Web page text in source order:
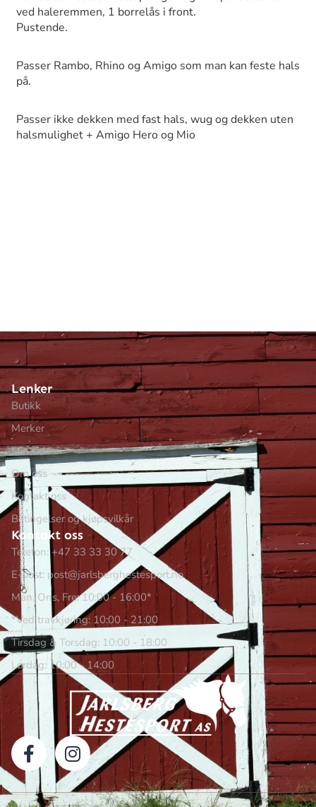
ved haleremmen, 1 borrelås i front.
Pustende.
Passer Rambo, Rhino og Amigo som man kan feste hals
på.
Passer ikke dekken med fast hals, wug og dekken uten
halsmulighet + Amigo Hero og Mio
Lenker
Butikk
Merker
Min side
Om oss
Kontakt oss
Betingelser og kjøpsvilkår
Kontakt oss
Telefon: +47 33 33 30 77
E-post: post@jarlsberghestesport.no
Man, Ons, Fre: 10:00 - 16:00*
*Ved travkjøring: 10:00 - 21:00
Tirsdag & Torsdag: 10:00 - 18:00
Lørdag: 10:00 - 14:00